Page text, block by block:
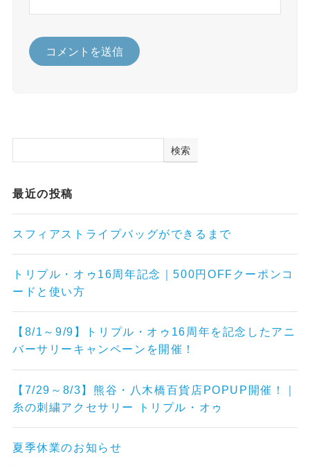
検索
最近の投稿
スフィアストライプバッグができるまで
トリプル・オゥ16周年記念｜500円OFFクーポンコ
ードと使い方
【8/1～9/9】トリプル・オゥ16周年を記念したアニ
バーサリーキャンペーンを開催！
【7/29～8/3】熊谷・八木橋百貨店POPUP開催！｜
糸の刺繍アクセサリー トリプル・オゥ
夏季休業のお知らせ